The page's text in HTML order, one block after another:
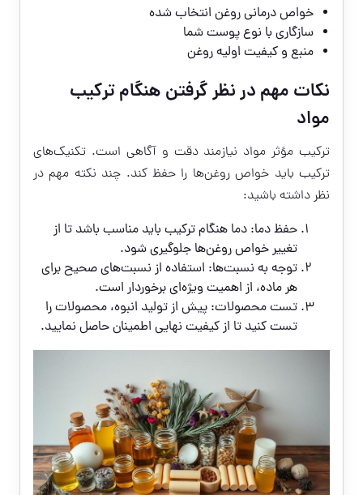
خواص درمانی روغن انتخاب شده
سازگاری با نوع پوست شما
منبع و کیفیت اولیه روغن
نکات مهم در نظر گرفتن هنگام ترکیب
مواد
ترکیب مؤثر مواد نیازمند دقت و آگاهی است. تکنیک‌های
ترکیب باید خواص روغن‌ها را حفظ کند. چند نکته مهم در
نظر داشته باشید:
حفظ دما: دما هنگام ترکیب باید مناسب باشد تا از
تغییر خواص روغن‌ها جلوگیری شود.
توجه به نسبت‌ها: استفاده از نسبت‌های صحیح برای
هر ماده، از اهمیت ویژه‌ای برخوردار است.
تست محصولات: پیش از تولید انبوه، محصولات را
تست کنید تا از کیفیت نهایی اطمینان حاصل نمایید.